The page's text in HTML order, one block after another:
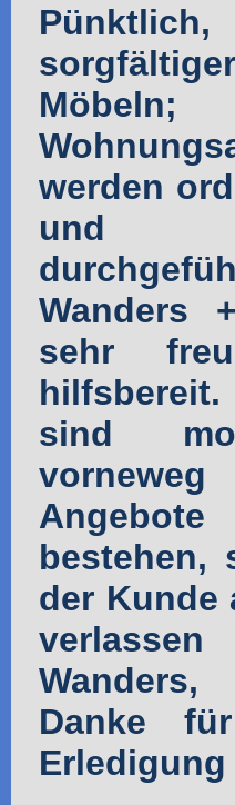
Pünktlich,
werden
und
Wanders
sehr
sind
bestehen,
der Kunde
Danke
Erledigung